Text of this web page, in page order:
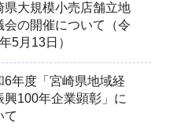
県大規模小売店舗立地
会の開催について（令
5月13日）
6年度「宮崎県地域経
興100年企業顕彰」に
て